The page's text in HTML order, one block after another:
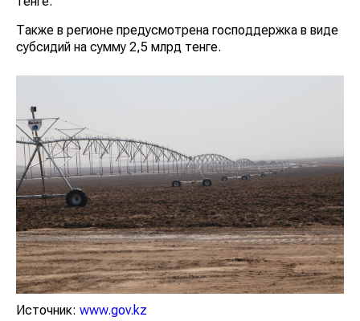
Также в регионе предусмотрена господдержка в виде
субсидий на сумму 2,5 млрд тенге.
Источник: www.gov.kz